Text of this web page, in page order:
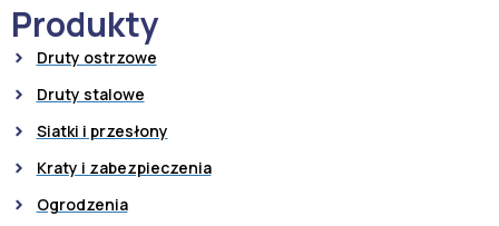
Produkty
Druty ostrzowe
Druty stalowe
Siatki i przesłony
Kraty i zabezpieczenia
Ogrodzenia